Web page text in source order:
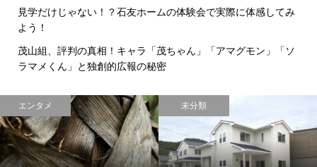
見学だけじゃない！？石友ホームの体験会で実際に体感してみ
よう！
茂山組、評判の真相！キャラ「茂ちゃん」「アマグモン」「ソ
ラマメくん」と独創的広報の秘密
エンタメ 未分類